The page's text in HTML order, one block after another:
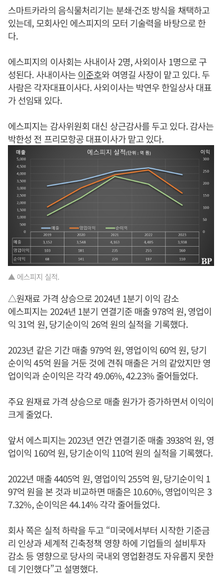
스마트카라의 음식물처리기는 분쇄·건조 방식을 채택하고
있는데, 모회사인 에스피지의 모터 기술력을 바탕으로 한
다.
에스피지의 이사회는 사내이사 2명, 사외이사 1명으로 구
성된다. 사내이사는이준호와 여영길 사장이 맡고 있다. 두
사람은 각자대표이사다. 사외이사는 박연우 한일상사 대표
가 선임돼 있다.
에스피지는 감사위원회 대신 상근감사를 두고 있다. 감사는
박한성 전 프리모항공 대표이사가 맡고 있다.
▲ 에스피지 실적.
△원재료 가격 상승으로 2024년 1분기 이익 감소
에스피지는 2024년 1분기 연결기준 매출 978억 원, 영업이
익 31억 원, 당기순이익 26억 원의 실적을 기록했다.
2023년 같은 기간 매출 979억 원, 영업이익 60억 원, 당기
순이익 45억 원을 거둔 것에 견줘 매출은 거의 같았지만 영
업이익과 순이익은 각각 49.06%, 42.23% 줄어들었다.
주요 원재료 가격 상승으로 매출 원가가 증가하면서 이익이
크게 줄었다.
앞서 에스피지는 2023년 연간 연결기준 매출 3938억 원, 영
업이익 160억 원, 당기순이익 110억 원의 실적을 기록했다.
2022년 매출 4405억 원, 영업이익 255억 원, 당기순이익 1
97억 원을 본 것과 비교하면 매출은 10.60%, 영업이익은 3
7.32%, 순이익은 44.14% 각각 줄어들었다.
회사 쪽은 실적 하락을 두고 “미국에서부터 시작한 기준금
리 인상과 세계적 긴축정책 영향 하에 기업들의 설비투자
감소 등 영향으로 당사의 국내외 영업환경도 자유롭지 못한
데 기인했다”고 설명했다.